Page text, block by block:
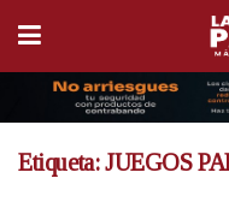
Etiqueta:JUEGOS